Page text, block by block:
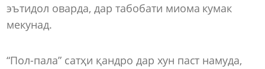
эътидол оварда, дар табобати миома кумак
мекунад.
“Пол-пала” сатҳи қандро дар хун паст намуда,